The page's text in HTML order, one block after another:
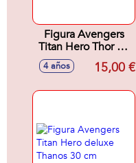
Figura Avengers
Titan Hero Thor 30
4 años 15,00 €